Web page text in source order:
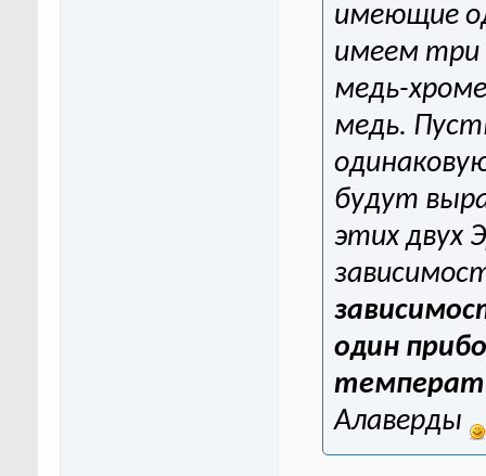
имеющие
имеем три
медь-
медь.
будут
этих двух
один
Алаверды